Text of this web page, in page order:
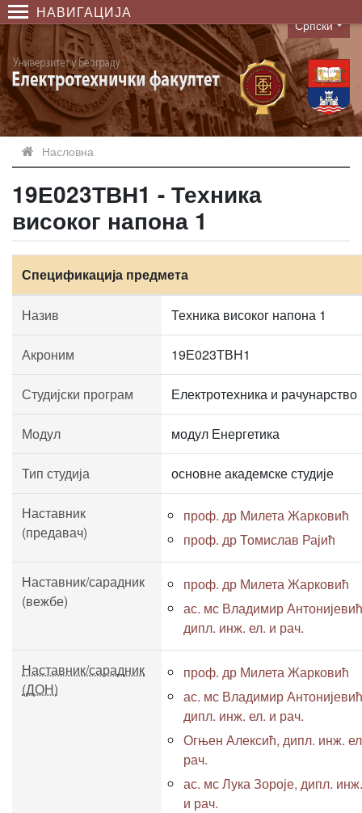
НАВИГАЦИЈА
Language
Српски
Насловна
19Е023ТВН1 - Техника
високог напона 1
Спецификација предмета
Назив Техника високог напона 1
Акроним 19Е023ТВН1
Студијски програм Електротехника и рачунарство
Модул модул Енергетика
Тип студија основне академске студије
Наставник
(предавач)
проф. др Милета Жарковић
проф. др Томислав Рајић
Наставник/сарадник
(вежбе)
проф. др Милета Жарковић
ас. мс Владимир
дипл. инж. ел. и рач.
Наставник/сарадник
(ДОН)
проф. др Милета Жарковић
ас. мс Владимир
дипл. инж. ел. и рач.
Огњен Алексић, дипл. инж.
рач.
ас. мс Лука Зороје, дипл.
и рач.